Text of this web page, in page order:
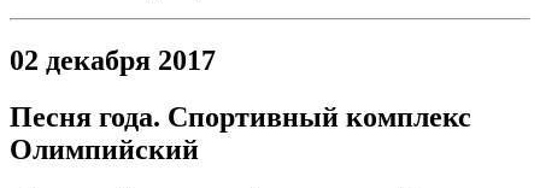
02 декабря 2017
Песня года. Спортивный комплекс
Олимпийский